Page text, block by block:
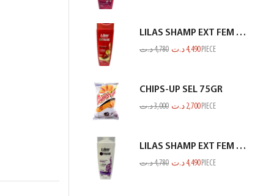
LILAS SHAMP EXT FEM COL OU MECH ROUGE 350ML
4,780د.ت 4,490 د.ت PIECE
CHIPS-UP SEL 75GR
3,000د.ت 2,700 د.ت PIECE
LILAS SHAMP EXT FEM PROTEINE BLANC 350ML
4,780د.ت 4,490 د.ت PIECE